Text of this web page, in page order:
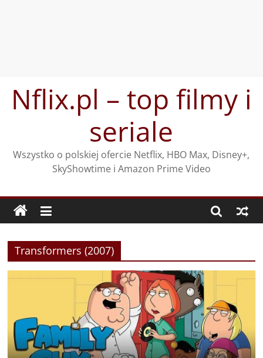
treściNflix.pl – top filmy i
seriale
Wszystko o polskiej ofercie Netflix, HBO Max, Disney+,
SkyShowtime i Amazon Prime Video
Transformers (2007)